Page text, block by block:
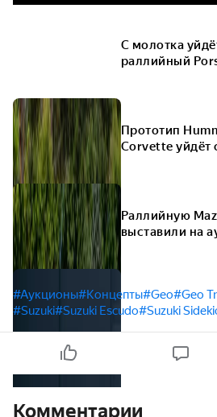
С молотка
раллийный
Прототип
Corvette уйдёт
Раллийную
выставили на
#Аукционы#Концепты#Geo#Geo
#Suzuki#Suzuki Escudo#Suzuki
Комментарии